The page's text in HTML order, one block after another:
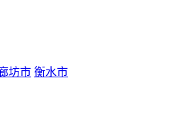
坊市 衡水市